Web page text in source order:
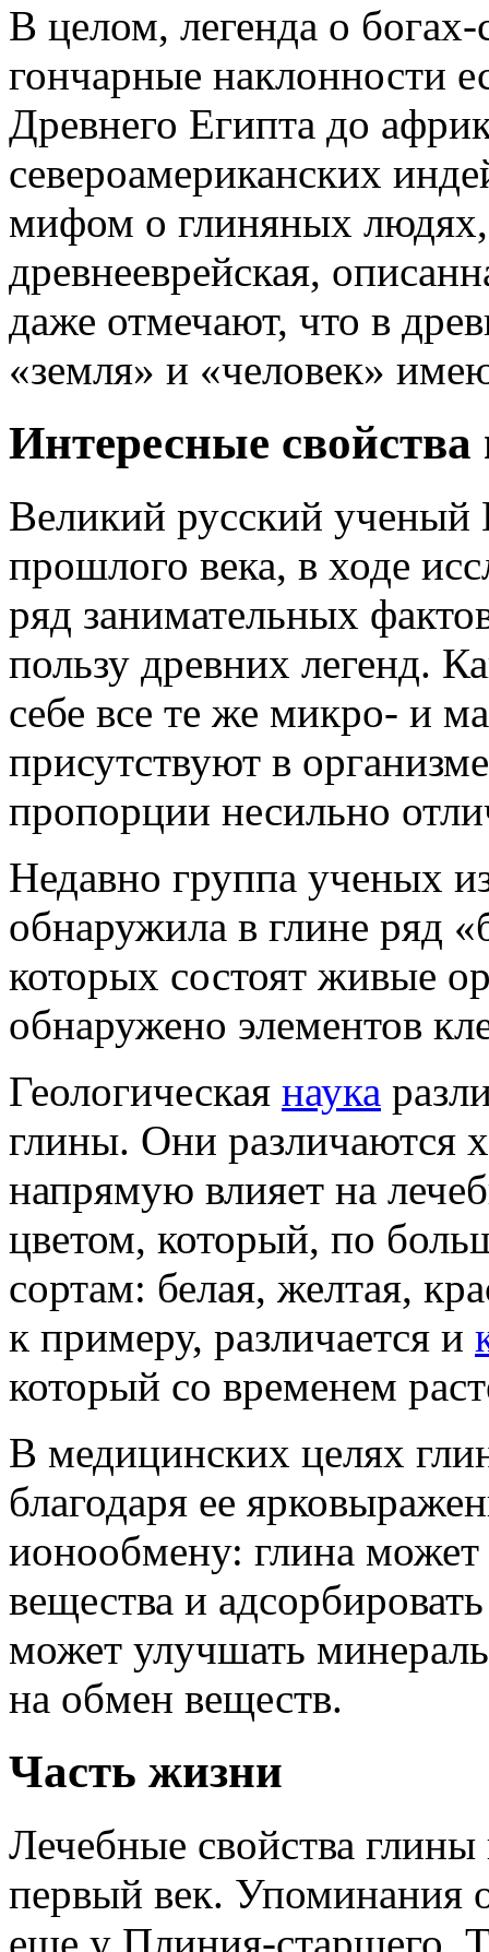
В целом, легенда о
гончарные наклонности
Древнего Египта до
североамериканских
мифом о глиняных людях,
древнееврейская,
даже отмечают, что в
«земля» и «человек»
Интересные
Великий русский ученый
прошлого века, в ходе
ряд занимательных
пользу древних легенд.
себе все те же микро- и
присутствуют в
пропорции несильно
Недавно группа ученых
обнаружила в глине ряд
которых состоят живые
обнаружено элементов
Геологическая наука
глины. Они различаются
напрямую влияет на
цветом, который, по
сортам: белая, желтая,
к примеру, различается и
который со временем
В медицинских целях
благодаря ее
ионообмену: глина
вещества и
может улучшать
на обмен веществ.
Часть жизни
Лечебные свойства
первый век. Упоминания
еще у Плиния-старшего.